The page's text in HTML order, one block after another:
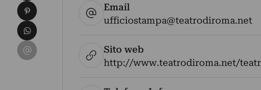
Email
ufficiostampa@teatrodiroma.net
Sito web
http://www.teatrodiroma.net/
Condividi su Pinterest
Condividi su WhatsApp
Condividi su Email